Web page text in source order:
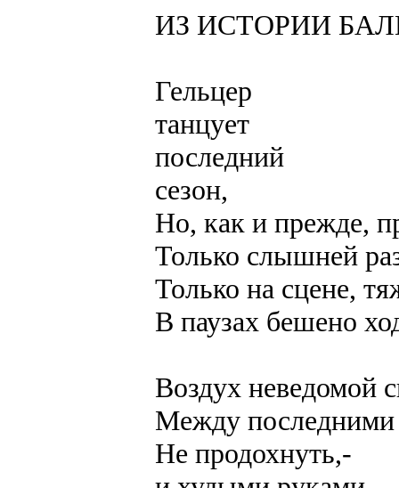
ИЗ ИСТОРИИ
Гельцер
танцует
последний
сезон,
Но, как и прежде,
Только слышней
Только на сцене,
В паузах бешено
Воздух неведомой
Между
Не продохнуть,-